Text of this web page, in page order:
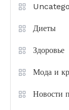
Диеты
Здоровье
Мода и
Новости